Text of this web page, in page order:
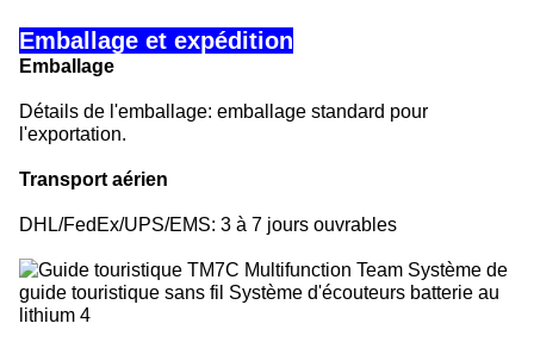
Emballage et expédition
Emballage
Détails de l'emballage: emballage standard pour
l'exportation.
Transport aérien
DHL/FedEx/UPS/EMS: 3 à 7 jours ouvrables